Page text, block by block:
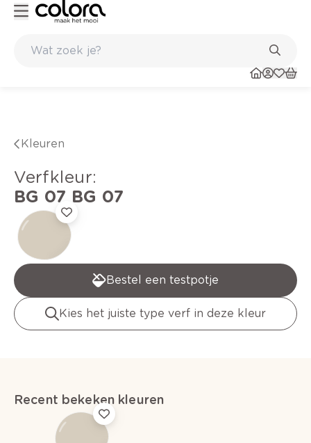
Kleuren
verfkleur:
BG 07 BG 07
Bestel een testpotje
Kies het juiste type verf in deze kleur
Recent bekeken kleuren